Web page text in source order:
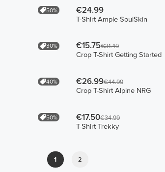
50% €24.99
T-Shirt Ample SoulSkin
30% €15.75€31.49
Crop T-Shirt Getting Started
40% €26.99€44.99
Crop T-Shirt Alpine NRG
50% €17.50€34.99
T-Shirt Trekky
1 2